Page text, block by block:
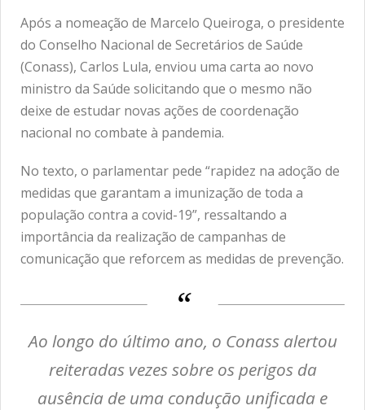
Após a nomeação de Marcelo Queiroga, o presidente
do Conselho Nacional de Secretários de Saúde
(Conass), Carlos Lula, enviou uma carta ao novo
ministro da Saúde solicitando que o mesmo não
deixe de estudar novas ações de coordenação
nacional no combate à pandemia.
No texto, o parlamentar pede “rapidez na adoção de
medidas que garantam a imunização de toda a
população contra a covid-19”, ressaltando a
importância da realização de campanhas de
comunicação que reforcem as medidas de prevenção.
Ao longo do último ano, o Conass alertou
reiteradas vezes sobre os perigos da
ausência de uma condução unificada e